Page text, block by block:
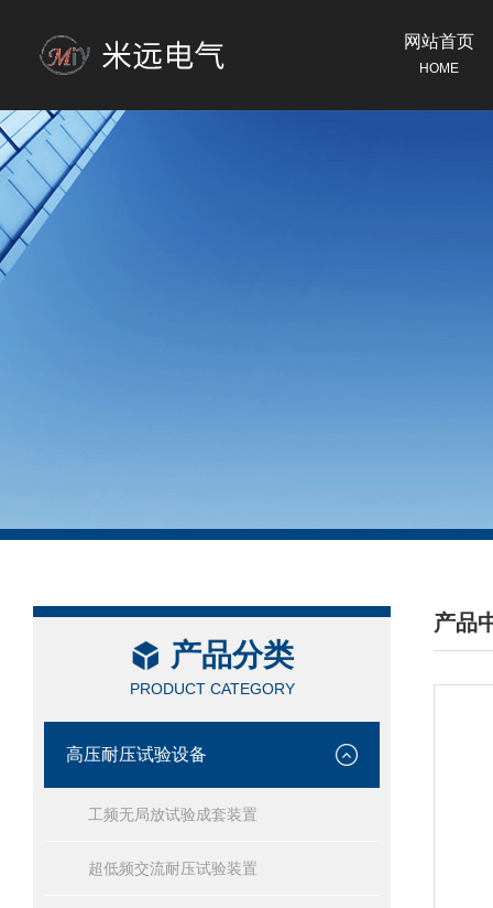
网站首页
HOME
产品分类
PRODUCT CATEGORY
高压耐压试验设备
工频无局放试验成套装置
超低频交流耐压试验装置
产品
/